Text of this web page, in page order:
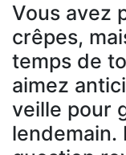
Vous avez
crêpes,
temps de
aimez
veille pour
lendemain.